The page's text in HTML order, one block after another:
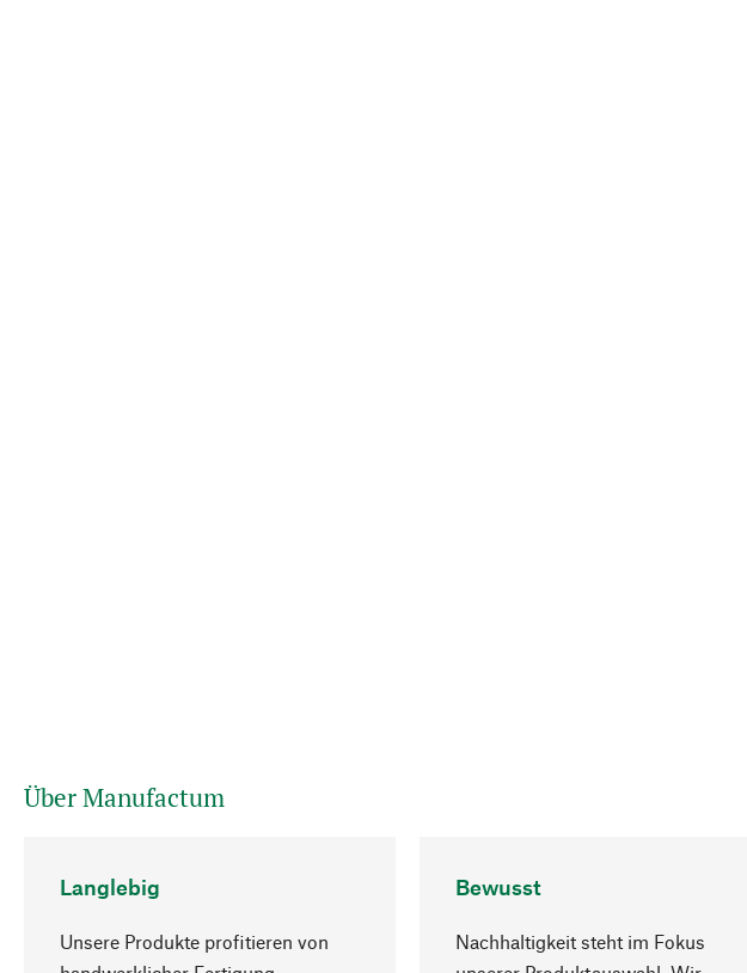
Über Manufactum
Langlebig
Unsere Produkte profitieren von
Bewusst
Nachhaltigkeit steht im Fokus